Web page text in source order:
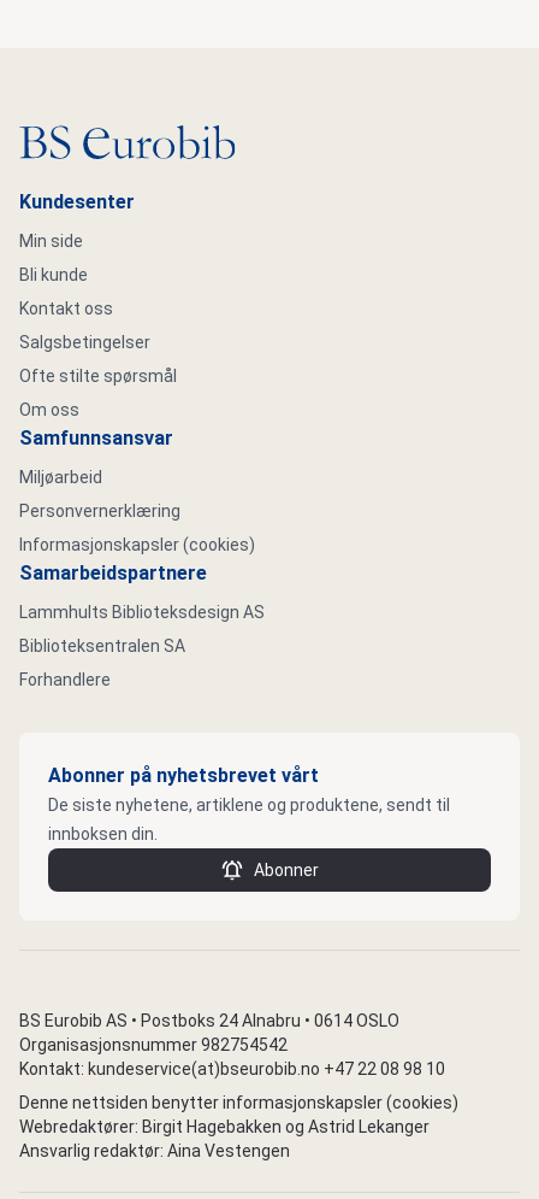
Gå til hovedsiden
Kundesenter
Min side
Bli kunde
Kontakt oss
Salgsbetingelser
Ofte stilte spørsmål
Om oss
Samfunnsansvar
Miljøarbeid
Personvernerklæring
Informasjonskapsler (cookies)
Samarbeidspartnere
Lammhults Biblioteksdesign AS
Biblioteksentralen SA
Forhandlere
Abonner på nyhetsbrevet vårt
De siste nyhetene, artiklene og produktene, sendt til
innboksen din.
Abonner
BS Eurobib AS • Postboks 24 Alnabru • 0614 OSLO
Organisasjonsnummer 982754542
Kontakt: kundeservice(at)bseurobib.no +47 22 08 98 10
Denne nettsiden benytter informasjonskapsler (cookies)
Webredaktører: Birgit Hagebakken og Astrid Lekanger
Ansvarlig redaktør: Aina Vestengen